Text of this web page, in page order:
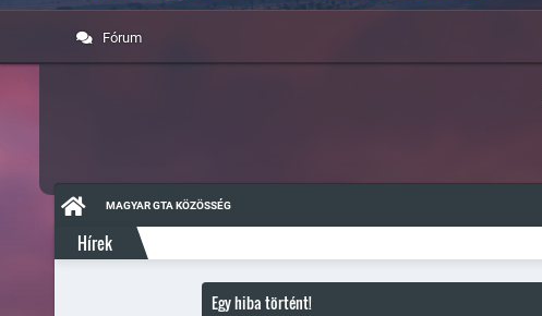
Fórum
MAGYAR GTA KÖZÖSSÉG
Hírek
Egy hiba történt!